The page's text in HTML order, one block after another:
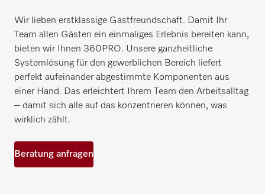
Wir lieben erstklassige Gastfreundschaft. Damit Ihr
Team allen Gästen ein einmaliges Erlebnis bereiten kann,
bieten wir Ihnen 360PRO. Unsere ganzheitliche
Systemlösung für den gewerblichen Bereich liefert
perfekt aufeinander abgestimmte Komponenten aus
einer Hand. Das erleichtert Ihrem Team den Arbeitsalltag
– damit sich alle auf das konzentrieren können, was
wirklich zählt.
Beratung anfragen